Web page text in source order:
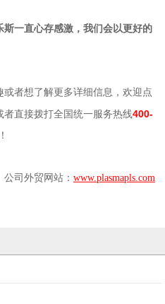
一直心存感激，我们会以更好的
或者想了解更多详细信息，欢迎点
直接拨打全国统一服务热线400-
公司外贸网站： www.plasmapls.com